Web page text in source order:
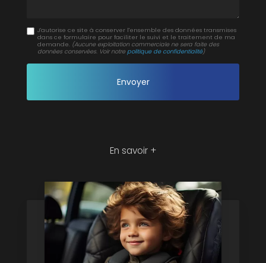
J'autorise ce site à conserver l'ensemble des données transmises
dans ce formulaire pour faciliter le suivi et le traitement de ma
demande. (Aucune exploitation commerciale ne sera faite des
données conservées. Voir notre politique de confidentialité)
En savoir +